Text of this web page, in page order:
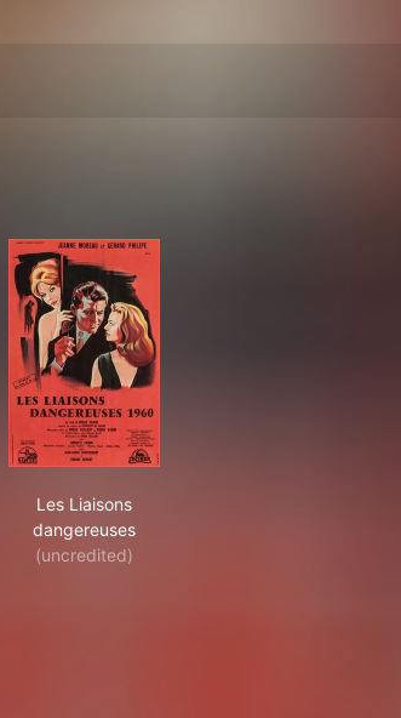
Les Liaisons
dangereuses
(uncredited)